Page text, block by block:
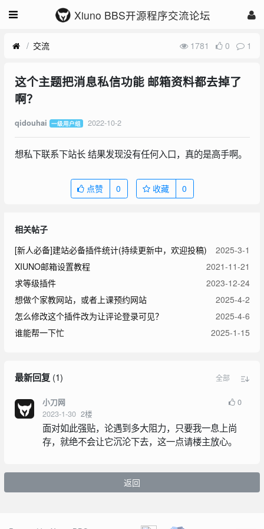
Xiuno BBS开源程序交流论坛
交流 1781 0 1
这个主题把消息私信功能 邮箱资料都去掉了
啊？
qidouhai 一级用户组 2022-10-2
想私下联系下站长 结果发现没有任何入口，真的是高手啊。
点赞 0 收藏 0
相关帖子
[新人必备]建站必备插件统计(持续更新中，欢迎投稿)
2025-3-1
XIUNO邮箱设置教程
2021-11-21
求等级插件
2023-12-24
想做个家教网站，或者上课预约网站
2025-4-2
怎么修改这个插件改为让评论登录可见？
2025-4-6
谁能帮一下忙
2025-1-15
最新回复(1) 全部
小刀网
2023-1-30 2楼
0
面对如此强贴，论遇到多大阻力，只要我一息上尚
存，就绝不会让它沉沦下去，这一点请楼主放心。
返回